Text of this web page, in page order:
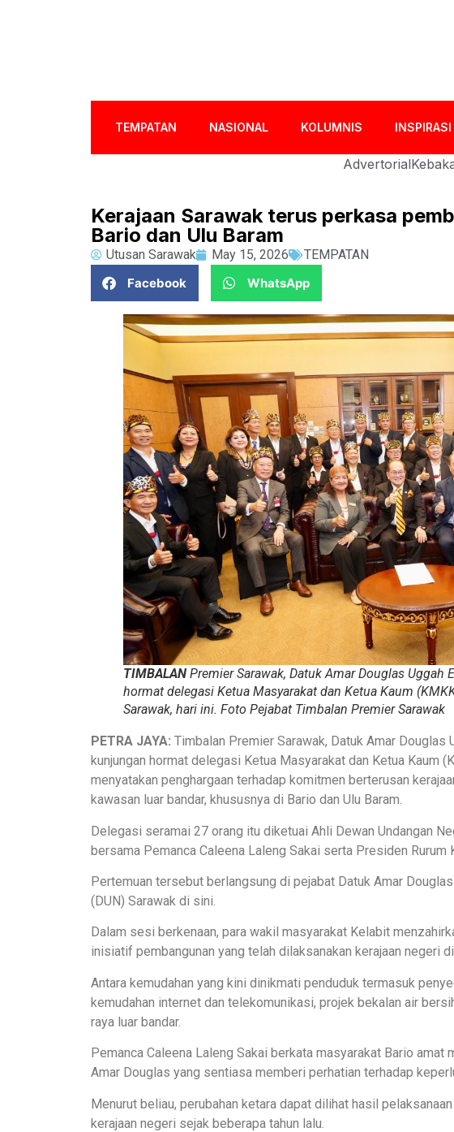
TEMPATAN NASIONAL KOLUMNIS INSPIRASI
Advertorial
Kerajaan Sarawak terus perkasa
Bario dan Ulu Baram
Utusan Sarawak May 15, 2026
TEMPATAN
Facebook
WhatsApp
TIMBALAN Premier Sarawak, Datuk Amar Douglas Uggah
hormat delegasi Ketua Masyarakat dan Ketua Kaum
Sarawak, hari ini. Foto Pejabat Timbalan Premier Sarawak
PETRA JAYA: Timbalan Premier Sarawak, Datuk Amar Douglas
kunjungan hormat delegasi Ketua Masyarakat dan Ketua Kaum
menyatakan penghargaan terhadap komitmen berterusan
kawasan luar bandar, khususnya di Bario dan Ulu Baram.
Delegasi seramai 27 orang itu diketuai Ahli Dewan Undangan
bersama Pemanca Caleena Laleng Sakai serta Presiden Rurum
Pertemuan tersebut berlangsung di pejabat Datuk Amar
(DUN) Sarawak di sini.
Dalam sesi berkenaan, para wakil masyarakat Kelabit
inisiatif pembangunan yang telah dilaksanakan kerajaan negeri
Antara kemudahan yang kini dinikmati penduduk termasuk
kemudahan internet dan telekomunikasi, projek bekalan air
raya luar bandar.
Pemanca Caleena Laleng Sakai berkata masyarakat Bario amat
Amar Douglas yang sentiasa memberi perhatian terhadap
Menurut beliau, perubahan ketara dapat dilihat hasil
kerajaan negeri sejak beberapa tahun lalu.